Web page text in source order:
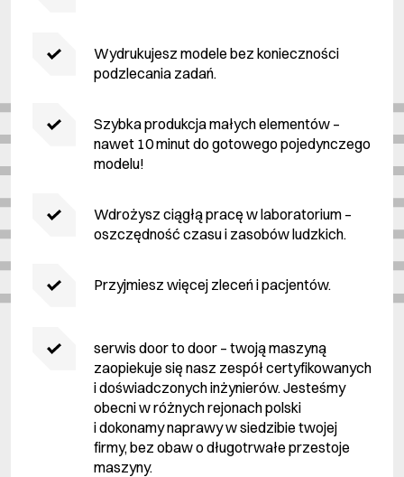
Wydrukujesz modele bez konieczności
podzlecania zadań.
Szybka produkcja małych elementów –
nawet 10 minut do gotowego pojedynczego
modelu!
Wdrożysz ciągłą pracę w laboratorium –
oszczędność czasu i zasobów ludzkich.
Przyjmiesz więcej zleceń i pacjentów.
serwis door to door – twoją maszyną
zaopiekuje się nasz zespół certyfikowanych
i doświadczonych inżynierów. Jesteśmy
obecni w różnych rejonach polski
i dokonamy naprawy w siedzibie twojej
firmy, bez obaw o długotrwałe przestoje
maszyny.